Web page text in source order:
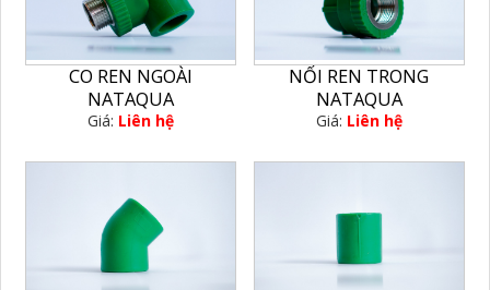
CO REN NGOÀI
NATAQUA
Giá: Liên hệ
NỐI REN TRONG
NATAQUA
Giá: Liên hệ